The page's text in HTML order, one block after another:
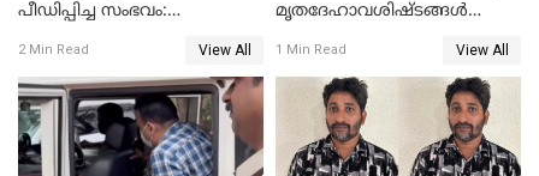
പീഡിപ്പിച്ച സംഭവം:
ഇടപാടുകൾ നടന്നതായി
പൊലീസ്
2 Min Read View All
മൃതദേഹാവശിഷ്ടങ്ങൾ
1 Min Read View All